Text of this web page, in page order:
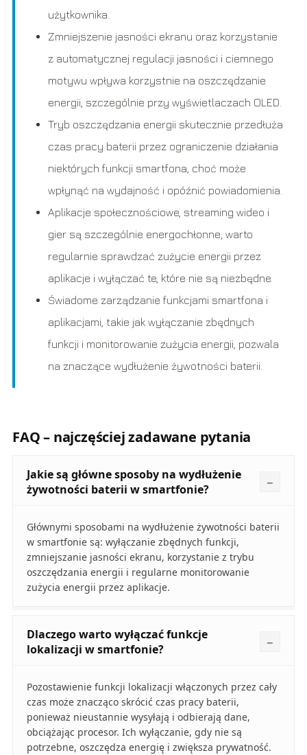
użytkownika.
Zmniejszenie jasności ekranu oraz korzystanie
z automatycznej regulacji jasności i ciemnego
motywu wpływa korzystnie na oszczędzanie
energii, szczególnie przy wyświetlaczach OLED.
Tryb oszczędzania energii skutecznie przedłuża
czas pracy baterii przez ograniczenie działania
niektórych funkcji smartfona, choć może
wpłynąć na wydajność i opóźnić powiadomienia.
Aplikacje społecznościowe, streaming wideo i
gier są szczególnie energochłonne; warto
regularnie sprawdzać zużycie energii przez
aplikacje i wyłączać te, które nie są niezbędne.
Świadome zarządzanie funkcjami smartfona i
aplikacjami, takie jak wyłączanie zbędnych
funkcji i monitorowanie zużycia energii, pozwala
na znaczące wydłużenie żywotności baterii.
FAQ – najczęściej zadawane pytania
Jakie są główne sposoby na wydłużenie
żywotności baterii w smartfonie?
Głównymi sposobami na wydłużenie żywotności baterii
w smartfonie są: wyłączanie zbędnych funkcji,
zmniejszanie jasności ekranu, korzystanie z trybu
oszczędzania energii i regularne monitorowanie
zużycia energii przez aplikacje.
Dlaczego warto wyłączać funkcje
lokalizacji w smartfonie?
Pozostawienie funkcji lokalizacji włączonych przez cały
czas może znacząco skrócić czas pracy baterii,
ponieważ nieustannie wysyłają i odbierają dane,
obciążając procesor. Ich wyłączanie, gdy nie są
potrzebne, oszczędza energię i zwiększa prywatność.